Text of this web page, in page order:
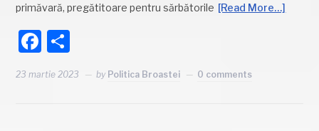
primăvară, pregătitoare pentru sărbătorile [Read More…]
Facebook
23 martie 2023 by Politica Broastei 0 comments